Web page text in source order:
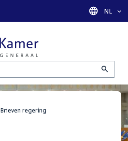
Taal
NL
Brieven regering